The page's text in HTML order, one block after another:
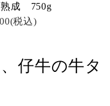
熟成 750g
(税込)
仔牛の牛タ